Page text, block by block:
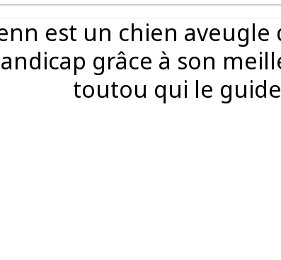
est un chien
grâce à son
toutou qui le